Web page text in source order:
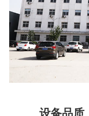
设备品质